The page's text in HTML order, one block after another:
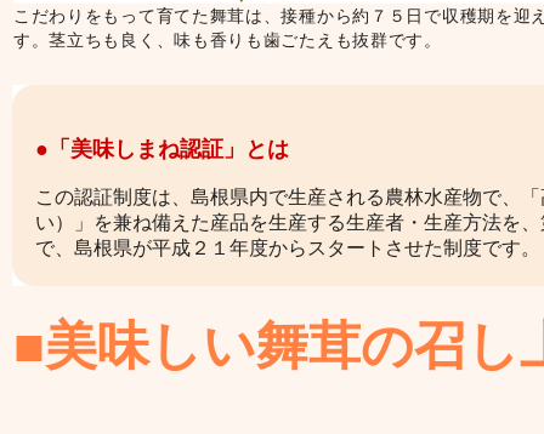
こだわりをもって育てた舞茸は、接種から約７５日で収穫期を迎
す。茎立ちも良く、味も香りも歯ごたえも抜群です。
●「美味しまね認証」とは
この認証制度は、島根県内で生産される農林水産物で、
い）」を兼ね備えた産品を生産する生産者・生産方法を
で、島根県が平成２１年度からスタートさせた制度です。
■美味しい舞茸の召し